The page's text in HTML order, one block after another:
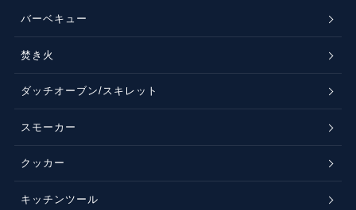
バーベキュー
焚き火
ダッチオーブン/スキレット
スモーカー
クッカー
キッチンツール